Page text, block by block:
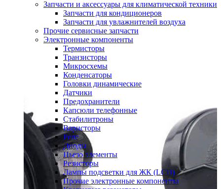
Запчасти и аксессуары для климатической техники
Запчасти для кондиционеров
Запчасти для увлажнителей воздуха
Прочие сервисные запчасти
Электронные компоненты
Термисторы
Транзисторы
Микросхемы
Конденсаторы
Головки динамические
Датчики
Предохранители
Капсюли телефонные
Стабилитроны
Варисторы
Реле
Диоды
Пьезо элементы
Резисторы
Лампы подсветки для ЖК (LCD)
Прочие электронные компоненты